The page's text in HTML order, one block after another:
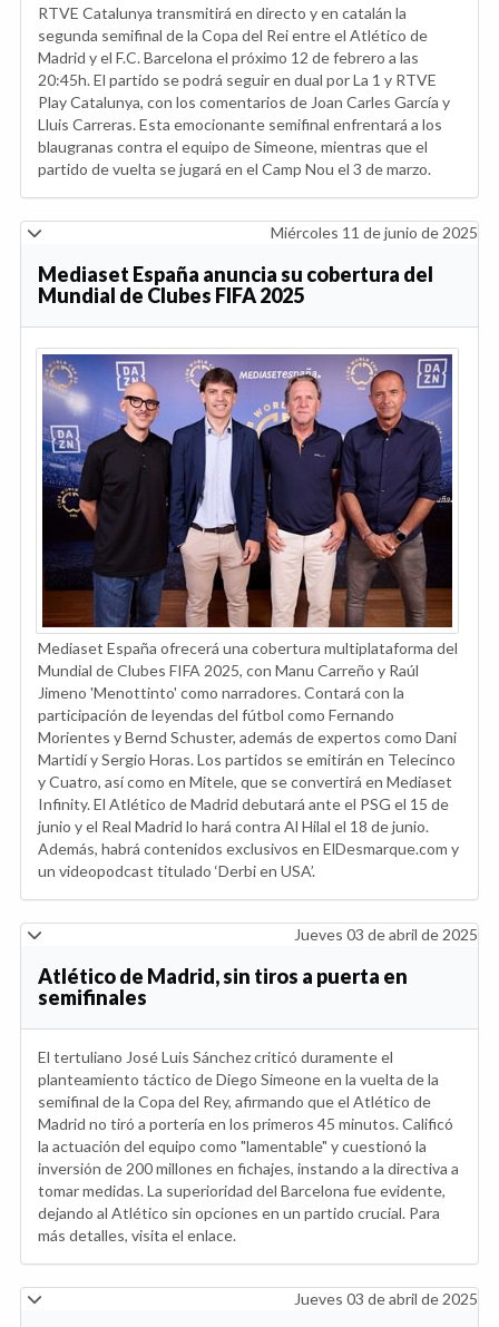
RTVE Catalunya transmitirá en directo y en catalán la
segunda semifinal de la Copa del Rei entre el Atlético de
Madrid y el F.C. Barcelona el próximo 12 de febrero a las
20:45h. El partido se podrá seguir en dual por La 1 y RTVE
Play Catalunya, con los comentarios de Joan Carles García y
Lluis Carreras. Esta emocionante semifinal enfrentará a los
blaugranas contra el equipo de Simeone, mientras que el
partido de vuelta se jugará en el Camp Nou el 3 de marzo.
Miércoles 11 de junio de 2025
Mediaset España anuncia su cobertura del
Mundial de Clubes FIFA 2025
Mediaset España ofrecerá una cobertura multiplataforma del
Mundial de Clubes FIFA 2025, con Manu Carreño y Raúl
Jimeno 'Menottinto' como narradores. Contará con la
participación de leyendas del fútbol como Fernando
Morientes y Bernd Schuster, además de expertos como Dani
Martidí y Sergio Horas. Los partidos se emitirán en Telecinco
y Cuatro, así como en Mitele, que se convertirá en Mediaset
Infinity. El Atlético de Madrid debutará ante el PSG el 15 de
junio y el Real Madrid lo hará contra Al Hilal el 18 de junio.
Además, habrá contenidos exclusivos en ElDesmarque.com y
un videopodcast titulado ‘Derbi en USA’.
Jueves 03 de abril de 2025
Atlético de Madrid, sin tiros a puerta en
semifinales
El tertuliano José Luis Sánchez criticó duramente el
planteamiento táctico de Diego Simeone en la vuelta de la
semifinal de la Copa del Rey, afirmando que el Atlético de
Madrid no tiró a portería en los primeros 45 minutos. Calificó
la actuación del equipo como "lamentable" y cuestionó la
inversión de 200 millones en fichajes, instando a la directiva a
tomar medidas. La superioridad del Barcelona fue evidente,
dejando al Atlético sin opciones en un partido crucial. Para
más detalles, visita el enlace.
Jueves 03 de abril de 2025